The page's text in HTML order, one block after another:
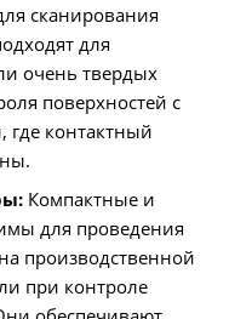
сканирования
для
очень твердых
поверхностей с
где контактный
Компактные и
для проведения
производственной
при контроле